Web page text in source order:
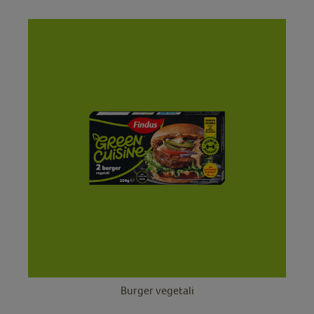
Burger vegetali